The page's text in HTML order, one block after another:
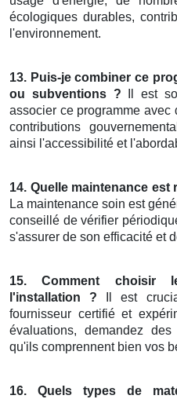
écologiques durables,
l'environnement.
13. Puis-je combiner ce
ou subventions ? Il est
associer ce programme
contributions
ainsi l'accessibilité et
14. Quelle maintenance
La maintenance soin est
conseillé de vérifier
s'assurer de son efficacité et
15. Comment choisir
l'installation ? Il est
fournisseur certifié et
évaluations, demandez
qu'ils comprennent bien vos
16. Quels types de